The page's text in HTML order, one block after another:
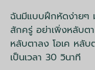
ฉันมีแบบฝึกหัดง่าย
สักครู่ อย่าเพิ่งหลับต
หลับตาลง โอเค หลับ
เป็นเวลา 30 วินาที